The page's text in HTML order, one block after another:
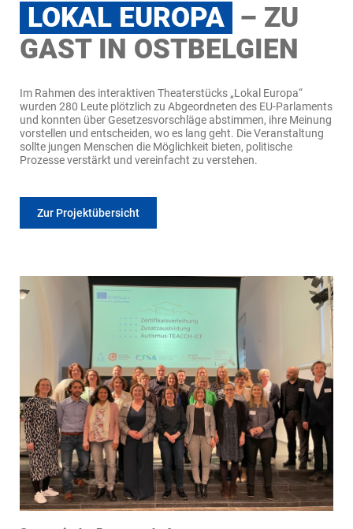
LOKAL EUROPA – ZU
GAST IN OSTBELGIEN
Im Rahmen des interaktiven Theaterstücks „Lokal Europa“
wurden 280 Leute plötzlich zu Abgeordneten des EU-Parlaments
und konnten über Gesetzesvorschläge abstimmen, ihre Meinung
vorstellen und entscheiden, wo es lang geht. Die Veranstaltung
sollte jungen Menschen die Möglichkeit bieten, politische
Prozesse verstärkt und vereinfacht zu verstehen.
Zur Projektübersicht